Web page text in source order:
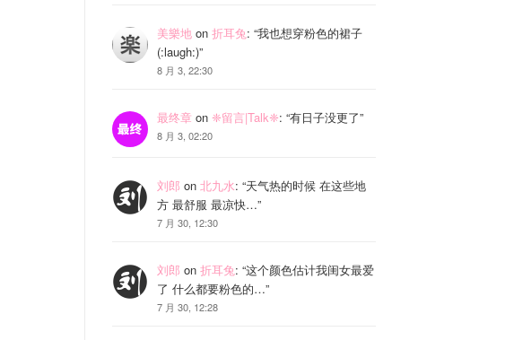
美樂地on 折耳兔: “我也想穿粉色的裙子
(:laugh:)”
8 月 3, 22:30
最终章 on ❈留言|Talk❈: “有日子没更了”
8 月 3, 02:20
刘郎 on 北九水: “天气热的时候 在这些地
方 最舒服 最凉快…”
7 月 30, 12:30
刘郎 on 折耳兔: “这个颜色估计我闺女最爱
了 什么都要粉色的…”
7 月 30, 12:28